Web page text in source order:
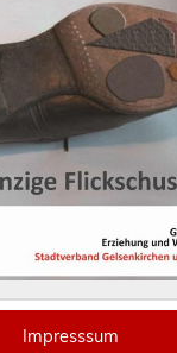
Impresssum